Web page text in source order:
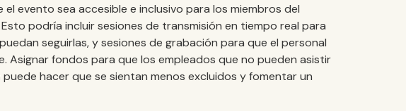
evento sea accesible e inclusivo para los miembros del
podría incluir sesiones de transmisión en tiempo real para
seguirlas, y sesiones de grabación para que el personal
Asignar fondos para que los empleados que no pueden asistir
hacer que se sientan menos excluidos y fomentar un